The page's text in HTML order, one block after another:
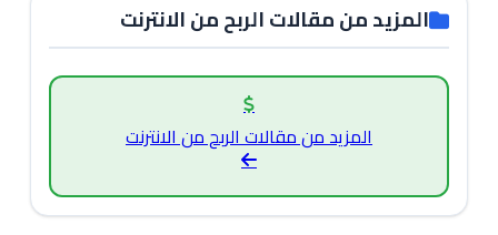
المزيد من مقالات الربح من الانترنت
المزيد من مقالات الربح من الانترنت